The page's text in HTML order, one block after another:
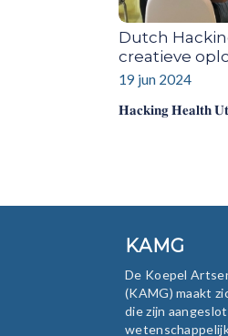
Dutch
creatieve
19 jun 2024
𝐇𝐚𝐜𝐤𝐢𝐧𝐠 𝐇𝐞𝐚𝐥𝐭𝐡
KAMG
De Koepel
(KAMG) maakt
die zijn